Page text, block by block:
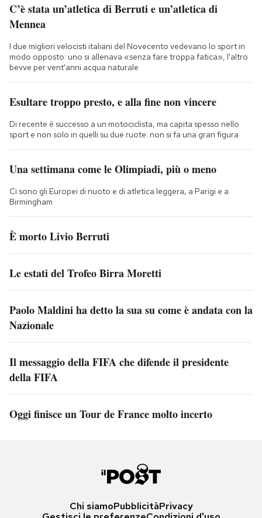
C’è stata un’atletica di Berruti e un’atletica di
Mennea
I due migliori velocisti italiani del Novecento vedevano lo sport in
modo opposto: uno si allenava «senza fare troppa fatica», l'altro
bevve per vent'anni acqua naturale
Esultare troppo presto, e alla fine non vincere
Di recente è successo a un motociclista, ma capita spesso nello
sport e non solo in quelli su due ruote: non si fa una gran figura
Una settimana come le Olimpiadi, più o meno
Ci sono gli Europei di nuoto e di atletica leggera, a Parigi e a
Birmingham
È morto Livio Berruti
Le estati del Trofeo Birra Moretti
Paolo Maldini ha detto la sua su come è andata con la
Nazionale
Il messaggio della FIFA che difende il presidente
della FIFA
Oggi finisce un Tour de France molto incerto
Chi siamoPubblicitàPrivacy